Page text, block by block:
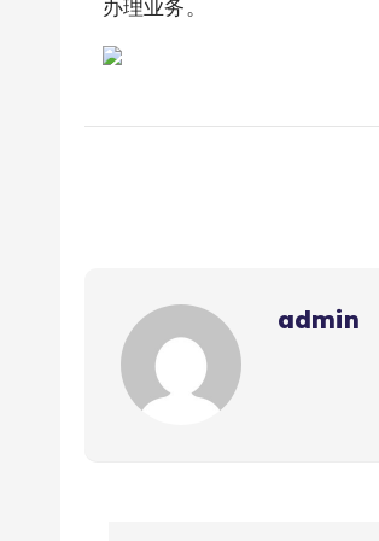
办理业务。
admin